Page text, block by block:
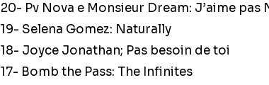
20- Pv Nova e Monsieur Dream: J’aime pas
19- Selena Gomez: Naturally
18- Joyce Jonathan; Pas besoin de toi
17- Bomb the Pass: The Infinites